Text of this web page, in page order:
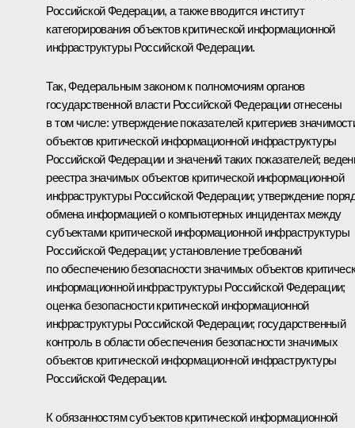
Российской Федерации, а также вводится институт
категорирования объектов критической информационной
инфраструктуры Российской Федерации.
Так, Федеральным законом к полномочиям органов
государственной власти Российской Федерации отнесены
в том числе: утверждение показателей критериев
объектов критической информационной инфраструктуры
Российской Федерации и значений таких показателей;
реестра значимых объектов критической информационной
инфраструктуры Российской Федерации; утверждение
обмена информацией о компьютерных инцидентах между
субъектами критической информационной инфраструктуры
Российской Федерации; установление требований
по обеспечению безопасности значимых объектов
информационной инфраструктуры Российской Федерации;
оценка безопасности критической информационной
инфраструктуры Российской Федерации; государственный
контроль в области обеспечения безопасности значимых
объектов критической информационной инфраструктуры
Российской Федерации.
К обязанностям субъектов критической информационной